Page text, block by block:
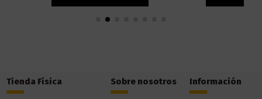
Tienda Física Sobre nosotros Información